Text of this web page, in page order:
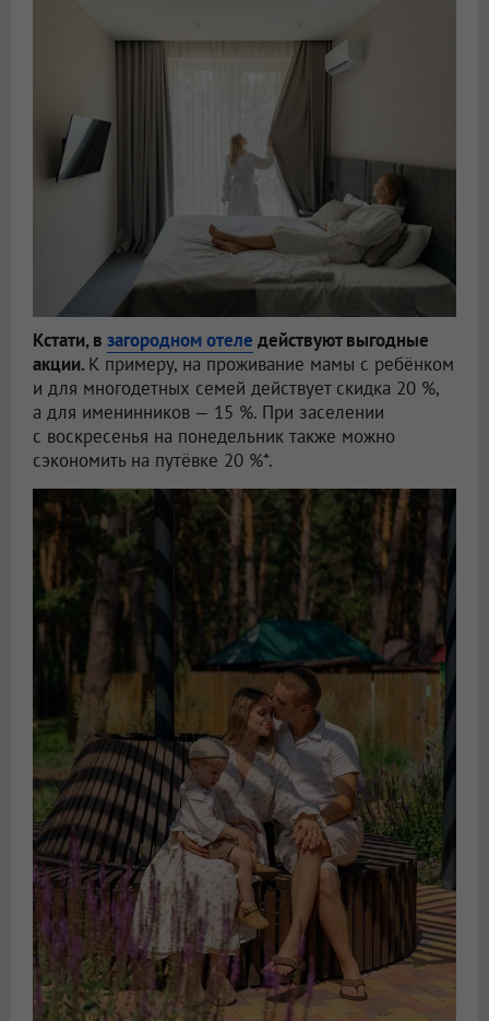
Кстати, в загородном отеле действуют выгодные
акции. К примеру, на проживание мамы с ребёнком
и для многодетных семей действует скидка 20 %,
а для именинников — 15 %. При заселении
с воскресенья на понедельник также можно
сэкономить на путёвке 20 %*.